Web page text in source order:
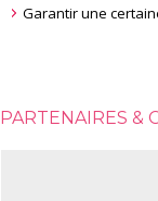
Garantir une
PARTENAIRES &